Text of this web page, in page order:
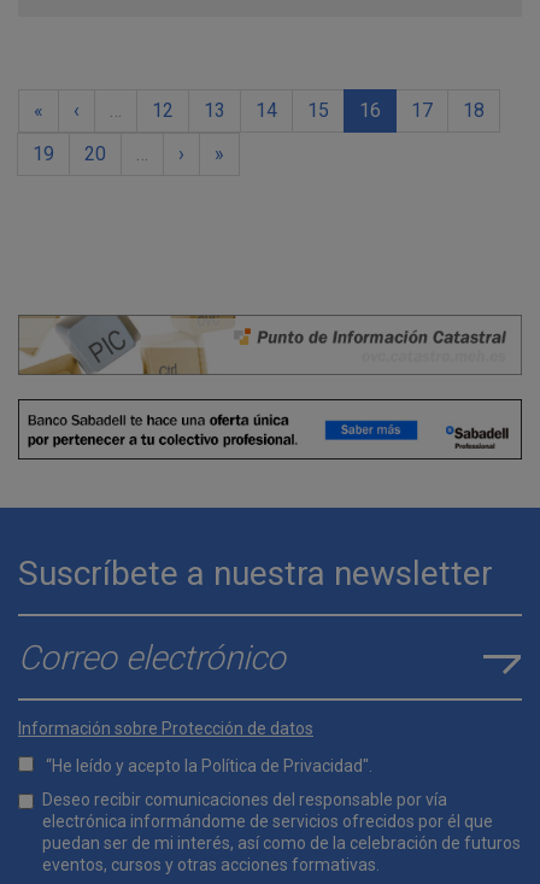
« ‹ … 12 13 14 15 16 17
18
19
20 … › »
Suscríbete a nuestra newsletter
E-mail*
Información sobre Protección de datos
“He leído y acepto la Política de Privacidad".
Lopd*
Deseo recibir comunicaciones del responsable por vía
electrónica informándome de servicios ofrecidos por él que
puedan ser de mi interés, así como de la celebración de futuros
eventos, cursos y otras acciones formativas.